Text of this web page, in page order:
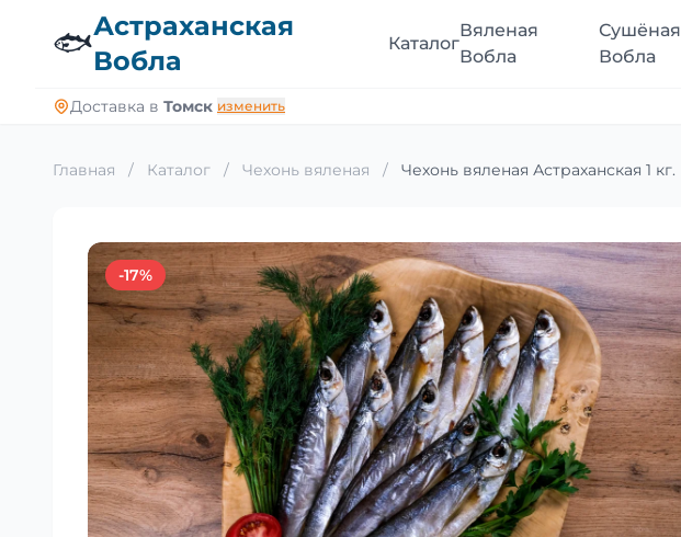
🐟Астраханская
Вобла
Каталог
Вяленая
Вобла
Сушёная
Вобла
Доставка в Томск изменить
Главная / Каталог / Чехонь вяленая / Чехонь вяленая Астраханская 1 кг.
-17%